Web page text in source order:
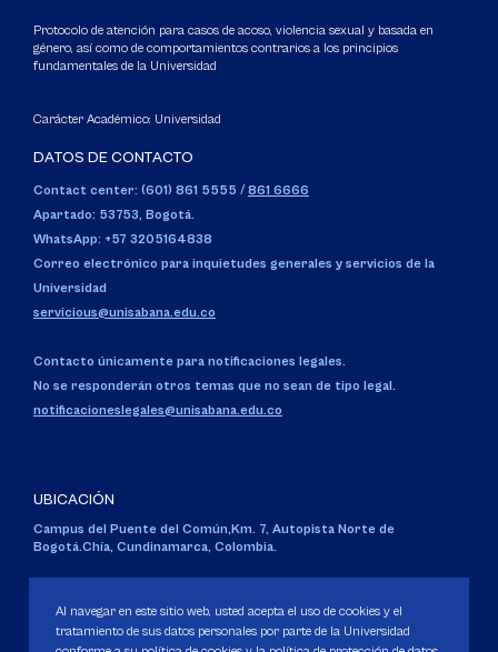
Protocolo de atención para casos de acoso, violencia sexual y basada en
género, así como de comportamientos contrarios a los principios
fundamentales de la Universidad
Carácter Académico: Universidad
DATOS DE CONTACTO
Contact center: (601) 861 5555 / 861 6666
Apartado: 53753, Bogotá.
WhatsApp: +57 3205164838
Correo electrónico para inquietudes generales y servicios de la
Universidad
servicious@unisabana.edu.co
Contacto únicamente para notificaciones legales.
No se responderán otros temas que no sean de tipo legal.
notificacioneslegales@unisabana.edu.co
UBICACIÓN
Campus del Puente del Común,Km. 7, Autopista Norte de
Bogotá.Chía, Cundinamarca, Colombia.
Personería Jurídica:Resolución 130 del 14 de enero de 1980.
Ministerio de Educación Nacional.
Al navegar en este sitio web, usted acepta el uso de cookies y el
tratamiento de sus datos personales por parte de la Universidad